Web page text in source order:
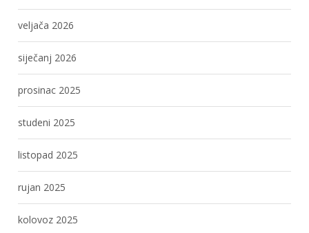
veljača 2026
siječanj 2026
prosinac 2025
studeni 2025
listopad 2025
rujan 2025
kolovoz 2025